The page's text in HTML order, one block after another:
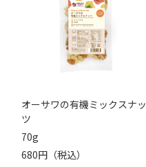
オーサワの有機ミックスナッ
ツ
70g
680円（税込）